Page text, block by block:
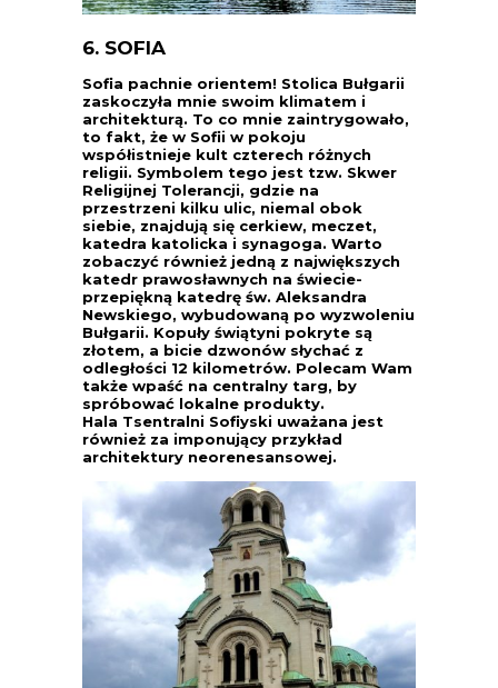
6. SOFIA
Sofia pachnie orientem! Stolica Bułgarii
zaskoczyła mnie swoim klimatem i
architekturą. To co mnie zaintrygowało,
to fakt, że w Sofii w pokoju
współistnieje kult czterech różnych
religii. Symbolem tego jest tzw. Skwer
Religijnej Tolerancji, gdzie na
przestrzeni kilku ulic, niemal obok
siebie, znajdują się cerkiew, meczet,
katedra katolicka i synagoga. Warto
zobaczyć również jedną z największych
katedr prawosławnych na świecie-
przepiękną katedrę św. Aleksandra
Newskiego, wybudowaną po wyzwoleniu
Bułgarii. Kopuły świątyni pokryte są
złotem, a bicie dzwonów słychać z
odległości 12 kilometrów. Polecam Wam
także wpaść na centralny targ, by
spróbować lokalne produkty.
Hala Tsentralni Sofiyski uważana jest
również za imponujący przykład
architektury neorenesansowej.